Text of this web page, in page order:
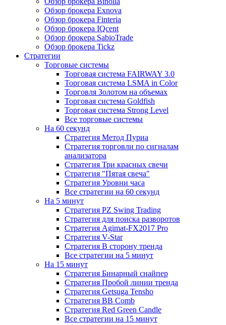
Обзор брокера Exnova
Обзор брокера Finteria
Обзор брокера IQcent
Обзор брокера SabioTrade
Обзор брокера Tickz
Стратегии
Торговые системы
Торговая система FAIRWAY 3.0
Торговая система LSMA in Color
Торговля Золотом на объемах
Торговая система Goldfish
Торговая система Strong Level
Все торговые системы
На 60 секунд
Стратегия Метод Пуриа
Стратегия торговли по сигналам
анализатора
Стратегия Три красных свечи
Стратегия "Пятая свеча"
Стратегия Уровни часа
Все стратегии на 60 секунд
На 5 минут
Стратегия PZ Swing Trading
Стратегия для поиска разворотов
Стратегия Agimat-FX2017 Pro
Стратегия V-Star
Стратегия В сторону тренда
Все стратегии на 5 минут
На 15 минут
Стратегия Бинарный снайпер
Стратегия Пробой линии тренда
Стратегия Getsuga Tensho
Стратегия ВВ Comb
Стратегия Red Green Candle
Все стратегии на 15 минут